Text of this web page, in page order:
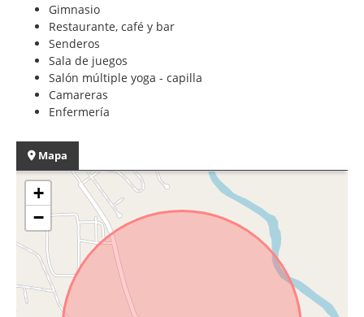
Gimnasio
Restaurante, café y bar
Senderos
Sala de juegos
Salón múltiple yoga - capilla
Camareras
Enfermería
Mapa
+
−